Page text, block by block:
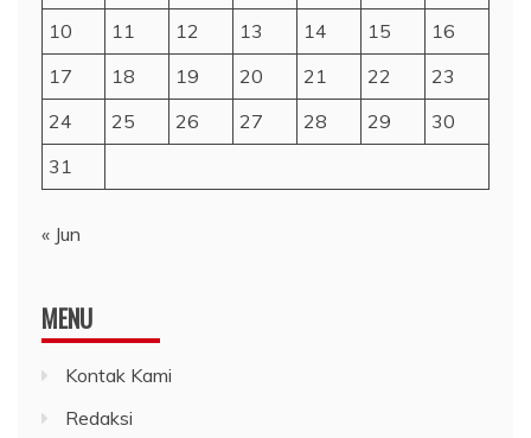
10
11 12 13 14 15
16
17
18 19 20 21 22
23
24
25 26 27 28 29
30
31
« Jun
MENU
Kontak Kami
Redaksi